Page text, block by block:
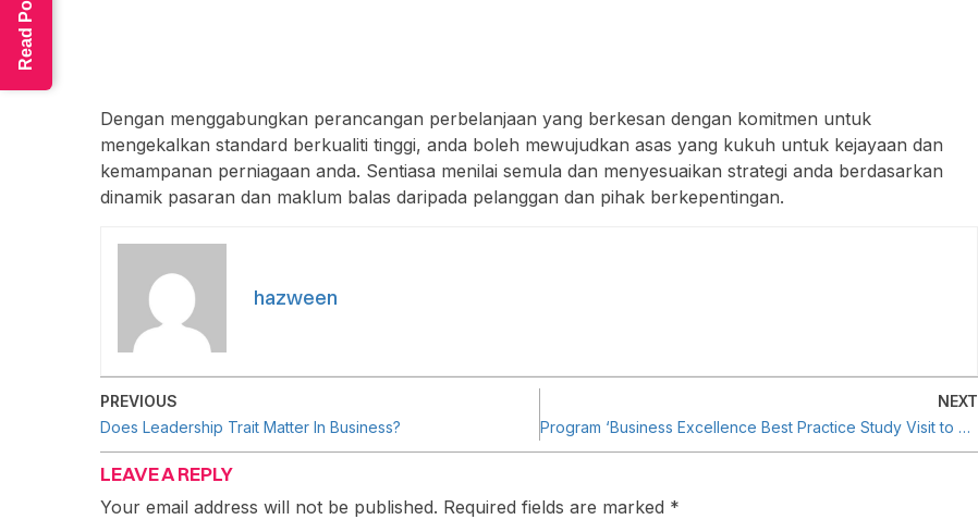
Dengan menggabungkan perancangan perbelanjaan yang berkesan dengan komitmen untuk
mengekalkan standard berkualiti tinggi, anda boleh mewujudkan asas yang kukuh untuk kejayaan dan
kemampanan perniagaan anda. Sentiasa menilai semula dan menyesuaikan strategi anda berdasarkan
dinamik pasaran dan maklum balas daripada pelanggan dan pihak berkepentingan.
hazween
PREVIOUS
Does Leadership Trait Matter In Business?
NEXT
Program ‘Business Excellence Best Practice Study Visit to Japan’
LEAVE A REPLY
Your email address will not be published. Required fields are marked *
Read Policy